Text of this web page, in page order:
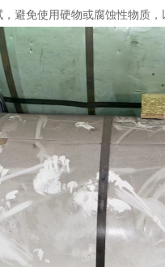
避免使用硬物或腐蚀性物质，